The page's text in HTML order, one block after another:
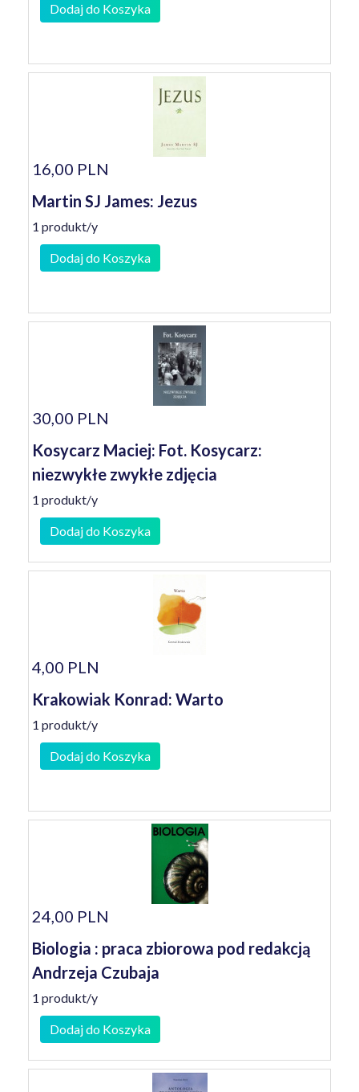
Dodaj do Koszyka
16,00 PLN
Martin SJ James: Jezus
1 produkt/y
Dodaj do Koszyka
30,00 PLN
Kosycarz Maciej: Fot. Kosycarz:
niezwykłe zwykłe zdjęcia
1 produkt/y
Dodaj do Koszyka
4,00 PLN
Krakowiak Konrad: Warto
1 produkt/y
Dodaj do Koszyka
24,00 PLN
Biologia : praca zbiorowa pod redakcją
Andrzeja Czubaja
1 produkt/y
Dodaj do Koszyka